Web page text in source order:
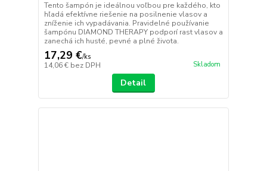
Tento šampón je ideálnou voľbou pre každého, kto
hľadá efektívne riešenie na posilnenie vlasov a
zníženie ich vypadávania. Pravidelné používanie
šampónu DIAMOND THERAPY podporí rast vlasov a
zanechá ich husté, pevné a plné života.
17,29 €/ks
14,06 € bez DPH Skladom
Detail